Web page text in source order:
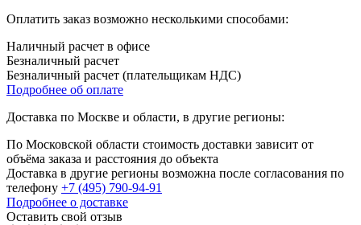
Оплатить заказ возможно несколькими способами:
Наличный расчет в офисе
Безналичный расчет
Безналичный расчет (плательщикам НДС)
Подробнее об оплате
Доставка по Москве и области, в другие регионы:
По Московской области стоимость доставки зависит от
объёма заказа и расстояния до объекта
Доставка в другие регионы возможна после согласования по
телефону +7 (495) 790-94-91
Подробнее о доставке
Оставить свой отзыв